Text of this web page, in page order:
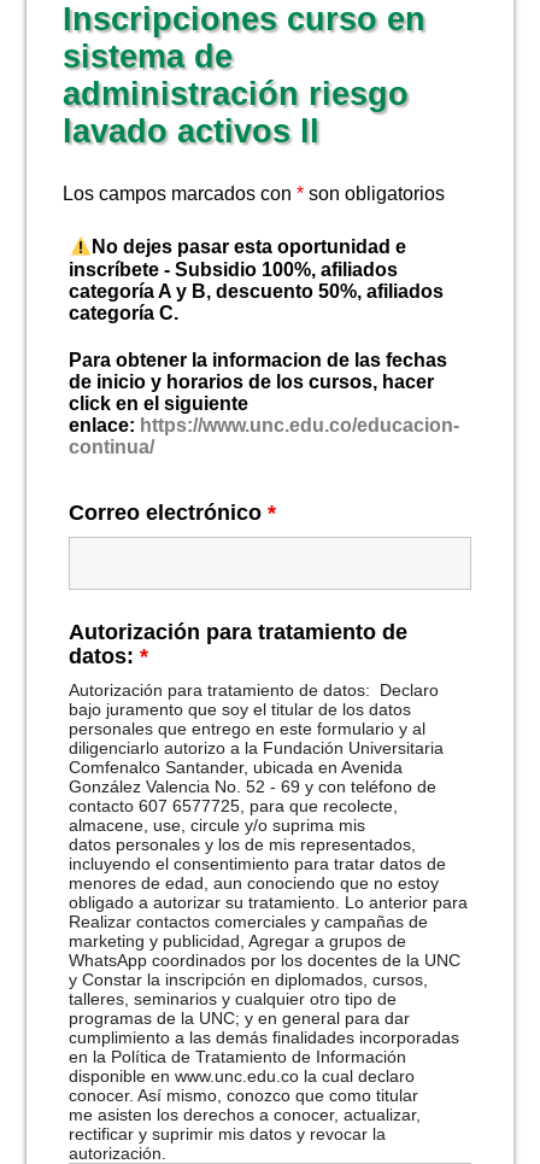
Inscripciones curso en
sistema de
administración riesgo
lavado activos ll
Los campos marcados con* son obligatorios
No dejes pasar esta oportunidad e
inscríbete - Subsidio 100%, afiliados
categoría A y B, descuento 50%, afiliados
categoría C.
Para obtener la informacion de las fechas
de inicio y horarios de los cursos, hacer
click en el siguiente
enlace: https://www.unc.edu.co/educacion-
continua/
Correo electrónico*
Autorización para tratamiento de
datos:*
Autorización para tratamiento de datos: Declaro
bajo juramento que soy el titular de los datos
personales que entrego en este formulario y al
diligenciarlo autorizo a la Fundación Universitaria
Comfenalco Santander, ubicada en Avenida
González Valencia No. 52 - 69 y con teléfono de
contacto 607 6577725, para que recolecte,
almacene, use, circule y/o suprima mis
datos personales y los de mis representados,
incluyendo el consentimiento para tratar datos de
menores de edad, aun conociendo que no estoy
obligado a autorizar su tratamiento. Lo anterior para
Realizar contactos comerciales y campañas de
marketing y publicidad, Agregar a grupos de
WhatsApp coordinados por los docentes de la UNC
y Constar la inscripción en diplomados, cursos,
talleres, seminarios y cualquier otro tipo de
programas de la UNC; y en general para dar
cumplimiento a las demás finalidades incorporadas
en la Política de Tratamiento de Información
disponible en www.unc.edu.co la cual declaro
conocer. Así mismo, conozco que como titular
me asisten los derechos a conocer, actualizar,
rectificar y suprimir mis datos y revocar la
autorización.